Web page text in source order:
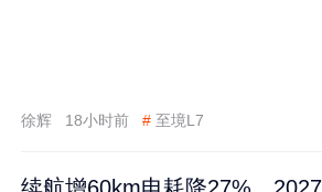
徐辉 18小时前 # 至境L7